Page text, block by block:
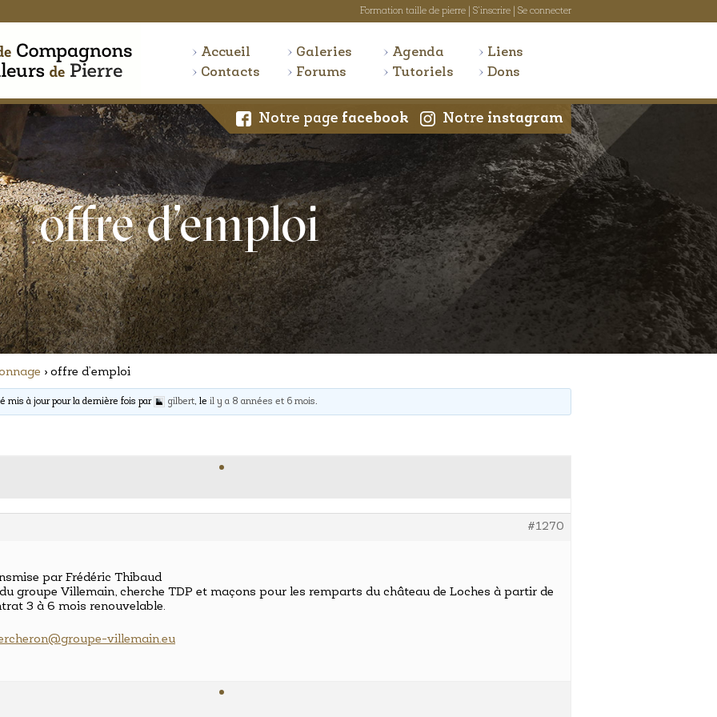
Formation taille de pierre S'inscrire Se connecter
Accueil Galeries Agenda
Liens
Contacts
Forums Tutoriels Dons
Notre page facebook Notre instagram
offre d’emploi
› offre d’emploi
mis à jour pour la dernière fois par gilbert, leil y a 8 années et 6 mois.
#1270
par Frédéric Thibaud
groupe Villemain, cherche TDP et maçons pour les remparts du château de Loches à partir de
3 à 6 mois renouvelable.
villemain.eu